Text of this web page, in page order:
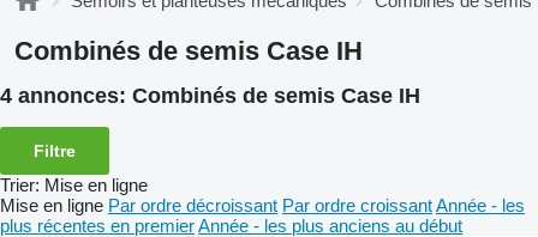
Combinés de semis Case IH
4 annonces: Combinés de semis Case IH
Filtre
Trier: Mise en ligne
Mise en ligne Par ordre décroissant Par ordre croissantAnnée - les
plus récentes en premierAnnée - les plus anciens au début